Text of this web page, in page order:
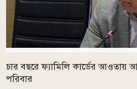
চার বছরে ফ্যামিলি কার্ডের আওতায়
পরিবার